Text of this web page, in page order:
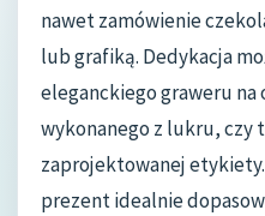
nawet zamówienie
lub grafiką. Dedykacja
eleganckiego graweru na
wykonanego z lukru, czy
zaprojektowanej
prezent idealnie